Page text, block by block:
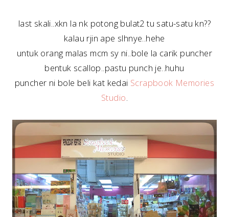
last skali..xkn la nk potong bulat2 tu satu-satu kn??
kalau rjin ape slhnye..hehe
untuk orang malas mcm sy ni..bole la carik puncher
bentuk scallop..pastu punch je..huhu
puncher ni bole beli kat kedai Scrapbook Memories
Studio.